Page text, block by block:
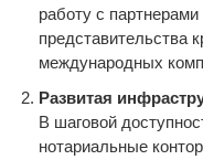
работу с
представительства
международных
Развитая
В шаговой
нотариальные